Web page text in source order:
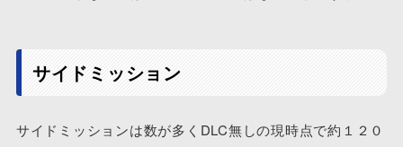
サイドミッション
サイドミッションは数が多くDLC無しの現時点で約１２０